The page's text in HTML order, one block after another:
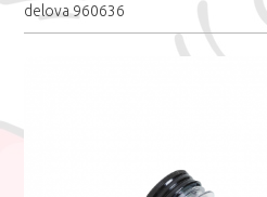
delova 960636